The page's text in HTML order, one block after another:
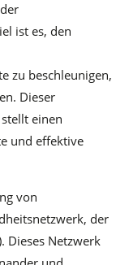
ist es, den
zu beschleunigen,
Dieser
einen
und effektive
von
der
Dieses Netzwerk